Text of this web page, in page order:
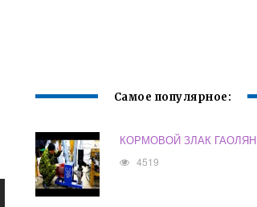
Самое популярное:
КОРМОВОЙ ЗЛАК ГАОЛЯН
4519